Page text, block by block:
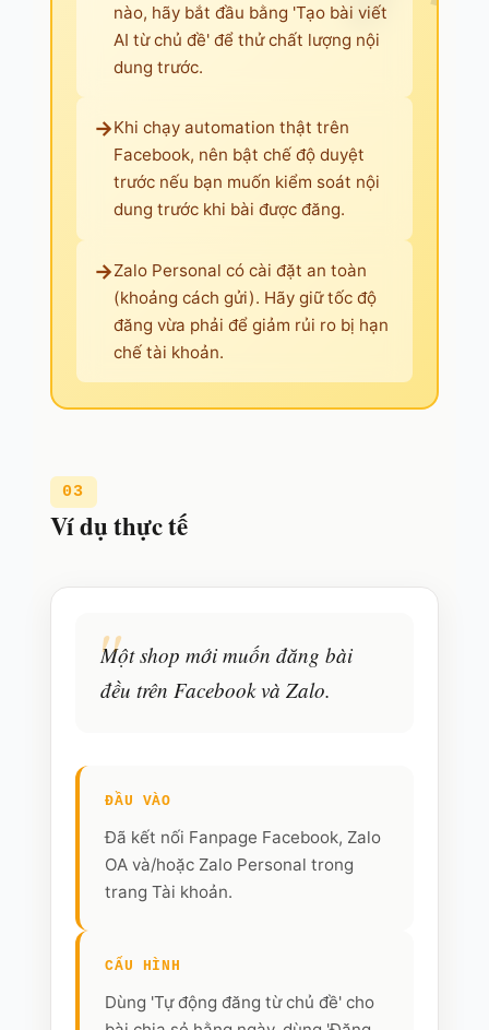
nào, hãy bắt đầu bằng 'Tạo bài viết
AI từ chủ đề' để thử chất lượng nội
dung trước.
→Khi chạy automation thật trên
Facebook, nên bật chế độ duyệt
trước nếu bạn muốn kiểm soát nội
dung trước khi bài được đăng.
→Zalo Personal có cài đặt an toàn
(khoảng cách gửi). Hãy giữ tốc độ
đăng vừa phải để giảm rủi ro bị hạn
chế tài khoản.
03
Ví dụ thực tế
"
Một shop mới muốn đăng bài
đều trên Facebook và Zalo.
ĐẦU VÀO
Đã kết nối Fanpage Facebook, Zalo
OA và/hoặc Zalo Personal trong
trang Tài khoản.
CẤU HÌNH
Dùng 'Tự động đăng từ chủ đề' cho